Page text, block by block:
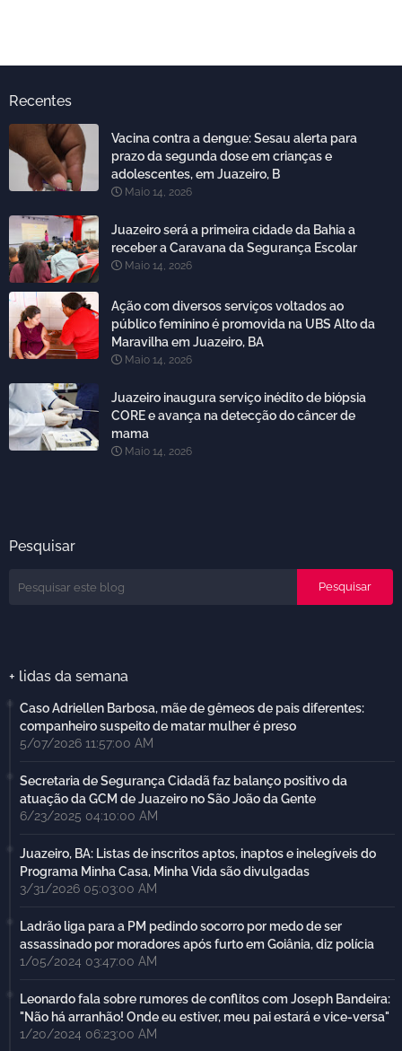
Recentes
Vacina contra a dengue: Sesau alerta para
prazo da segunda dose em crianças e
adolescentes, em Juazeiro, B
Maio 14, 2026
Juazeiro será a primeira cidade da Bahia a
receber a Caravana da Segurança Escolar
Maio 14, 2026
Ação com diversos serviços voltados ao
público feminino é promovida na UBS Alto da
Maravilha em Juazeiro, BA
Maio 14, 2026
Juazeiro inaugura serviço inédito de biópsia
CORE e avança na detecção do câncer de
mama
Maio 14, 2026
Pesquisar
+ lidas da semana
Caso Adriellen Barbosa, mãe de gêmeos de pais diferentes:
companheiro suspeito de matar mulher é preso
5/07/2026 11:57:00 AM
Secretaria de Segurança Cidadã faz balanço positivo da
atuação da GCM de Juazeiro no São João da Gente
6/23/2025 04:10:00 AM
Juazeiro, BA: Listas de inscritos aptos, inaptos e inelegíveis do
Programa Minha Casa, Minha Vida são divulgadas
3/31/2026 05:03:00 AM
Ladrão liga para a PM pedindo socorro por medo de ser
assassinado por moradores após furto em Goiânia, diz polícia
1/05/2024 03:47:00 AM
Leonardo fala sobre rumores de conflitos com Joseph Bandeira:
"Não há arranhão! Onde eu estiver, meu pai estará e vice-versa"
1/20/2024 06:23:00 AM